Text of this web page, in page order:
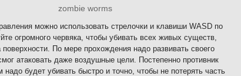
zombie worms
можно использовать стрелочки и клавиши WASD по
огромного червяка, чтобы убивать всех живых существ,
По мере прохождения надо развивать своего
атаковать даже воздушные цели. Постепенно противник
надо будет убивать быстро и точно, чтобы не потерять часть